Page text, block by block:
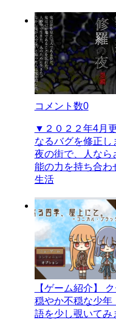
コメント数0
▼２０２２年4月
なるバグを修正し
夜の街で、人なら
能の力を持ち合わ
生活
【ゲーム紹介】
穏やか不穏な少年
語を少し覗いてみ